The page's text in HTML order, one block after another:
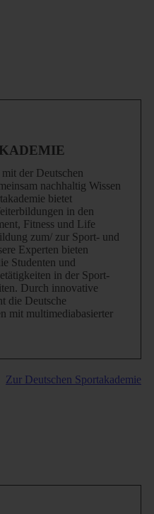
der Deutschen
nachhaltig Wissen
bietet
in den
Fitness und Life
zum/ zur Sport- und
Experten bieten
Studenten und
in der Sport-
Durch innovative
die Deutsche
mit multimediabasierter
Zur Deutschen Sportakademie